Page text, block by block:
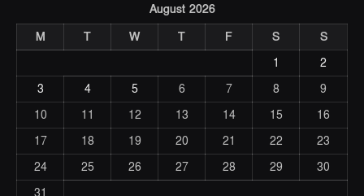
August 2026
M
T W T F S
S
1
2
3
4 5 6 7 8
9
10
11 12 13 14 15
16
17
18 19 20 21 22
23
24
25 26 27 28 29
30
31